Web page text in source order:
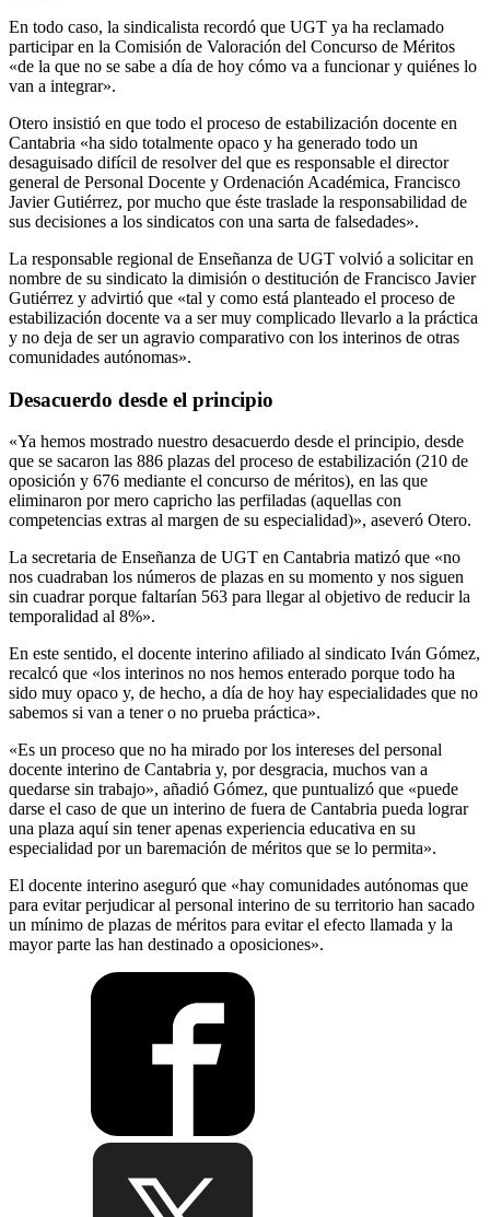
En todo caso, la sindicalista recordó que UGT ya ha reclamado
participar en la Comisión de Valoración del Concurso de Méritos
«de la que no se sabe a día de hoy cómo va a funcionar y quiénes lo
van a integrar».
Otero insistió en que todo el proceso de estabilización docente en
Cantabria «ha sido totalmente opaco y ha generado todo un
desaguisado difícil de resolver del que es responsable el director
general de Personal Docente y Ordenación Académica, Francisco
Javier Gutiérrez, por mucho que éste traslade la responsabilidad de
sus decisiones a los sindicatos con una sarta de falsedades».
La responsable regional de Enseñanza de UGT volvió a solicitar en
nombre de su sindicato la dimisión o destitución de Francisco Javier
Gutiérrez y advirtió que «tal y como está planteado el proceso de
estabilización docente va a ser muy complicado llevarlo a la práctica
y no deja de ser un agravio comparativo con los interinos de otras
comunidades autónomas».
Desacuerdo desde el principio
«Ya hemos mostrado nuestro desacuerdo desde el principio, desde
que se sacaron las 886 plazas del proceso de estabilización (210 de
oposición y 676 mediante el concurso de méritos), en las que
eliminaron por mero capricho las perfiladas (aquellas con
competencias extras al margen de su especialidad)», aseveró Otero.
La secretaria de Enseñanza de UGT en Cantabria matizó que «no
nos cuadraban los números de plazas en su momento y nos siguen
sin cuadrar porque faltarían 563 para llegar al objetivo de reducir la
temporalidad al 8%».
En este sentido, el docente interino afiliado al sindicato Iván Gómez,
recalcó que «los interinos no nos hemos enterado porque todo ha
sido muy opaco y, de hecho, a día de hoy hay especialidades que no
sabemos si van a tener o no prueba práctica».
«Es un proceso que no ha mirado por los intereses del personal
docente interino de Cantabria y, por desgracia, muchos van a
quedarse sin trabajo», añadió Gómez, que puntualizó que «puede
darse el caso de que un interino de fuera de Cantabria pueda lograr
una plaza aquí sin tener apenas experiencia educativa en su
especialidad por un baremación de méritos que se lo permita».
El docente interino aseguró que «hay comunidades autónomas que
para evitar perjudicar al personal interino de su territorio han sacado
un mínimo de plazas de méritos para evitar el efecto llamada y la
mayor parte las han destinado a oposiciones».